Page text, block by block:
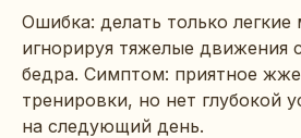
Ошибка: делать только легкие
игнорируя тяжелые движения
бедра. Симптом: приятное
тренировки, но нет глубокой
на следующий день.